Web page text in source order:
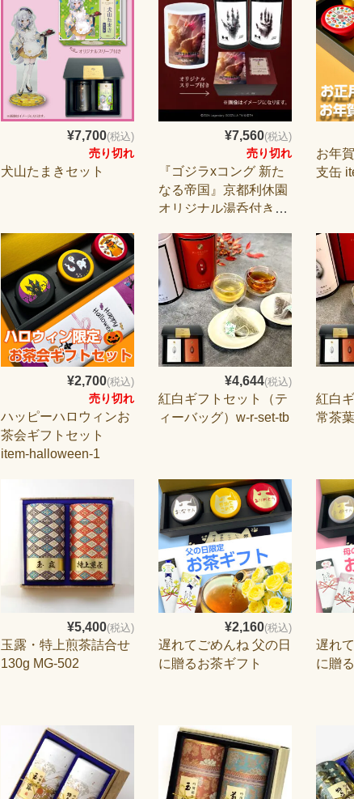
¥7,700(税込)
売り切れ
犬山たまきセット
¥7,560(税込)
売り切れ
『ゴジラxコング 新た
なる帝国』京都利休園
オリジナル湯呑付きお
お年
支缶
¥2,700(税込)
売り切れ
ハッピーハロウィンお
茶会ギフトセット
item-halloween-1
¥4,644(税込)
紅白ギフトセット（テ
ィーバッグ）w-r-set-tb
紅白
常茶
¥5,400(税込)
玉露・特上煎茶詰合せ
130g MG-502
¥2,160(税込)
遅れてごめんね 父の日
に贈るお茶ギフト
遅れ
に贈